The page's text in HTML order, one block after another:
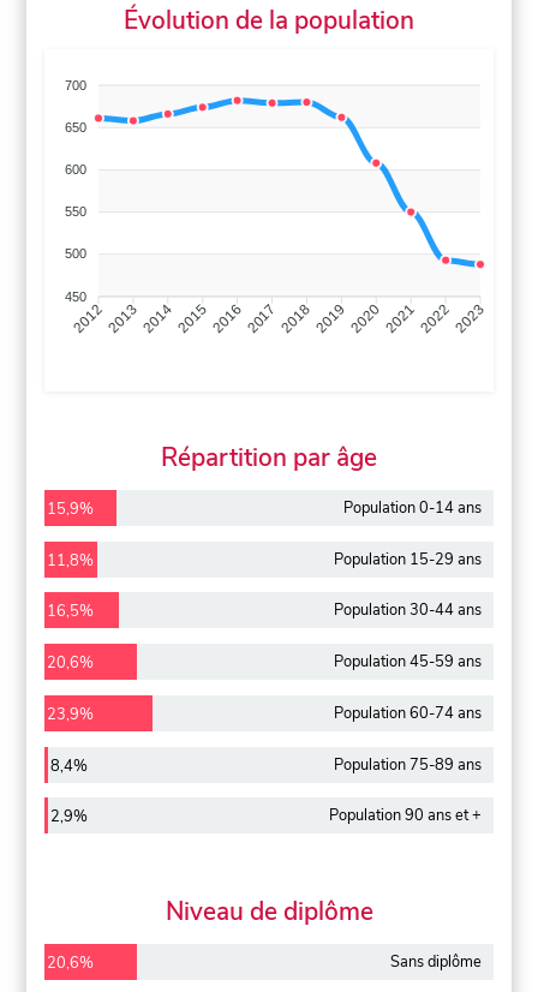
Évolution de la population
700
650
600
550
500
450
201220132014201520162017 20182019 2020202120222023
Répartition par âge
15,9% Population 0-14 ans
11,8% Population 15-29 ans
16,5% Population 30-44 ans
20,6% Population 45-59 ans
23,9% Population 60-74 ans
8,4% Population 75-89 ans
2,9% Population 90 ans et +
Niveau de diplôme
20,6% Sans diplôme